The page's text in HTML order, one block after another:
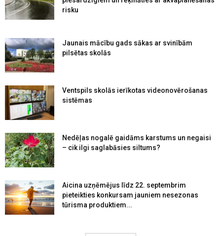
risku
Jaunais mācību gads sākas ar svinībām
pilsētas skolās
Ventspils skolās ierīkotas videonovērošanas
sistēmas
Nedēļas nogalē gaidāms karstums un negaisi
– cik ilgi saglabāsies siltums?
Aicina uzņēmējus līdz 22. septembrim
pieteikties konkursam jauniem nesezonas
tūrisma produktiem...